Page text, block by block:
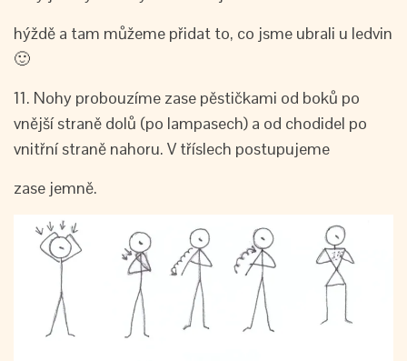
hýždě a tam můžeme přidat to, co jsme ubrali u ledvin
🙂
11. Nohy probouzíme zase pěstičkami od boků po
vnější straně dolů (po lampasech) a od chodidel po
vnitřní straně nahoru. V tříslech postupujeme
zase jemně.